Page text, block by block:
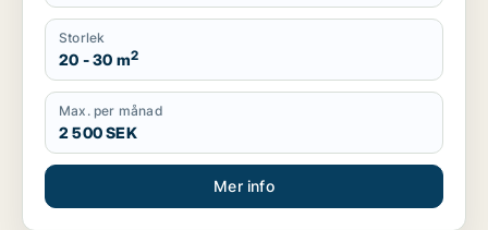
Storlek
20 - 30 m2
Max. per månad
2 500 SEK
Mer info